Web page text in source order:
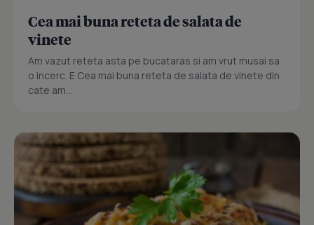
Cea mai buna reteta de salata de
vinete
Am vazut reteta asta pe bucataras si am vrut musai sa
o incerc. E Cea mai buna reteta de salata de vinete din
cate am...